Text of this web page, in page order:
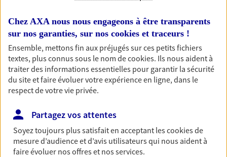
OBTENIR UN TARIF EN LIGNE
Garantie Accidents de la Vie
Bricoleuse, féru de jardinage, pâtissier en herbe
ou grande lectrice… personne n'est à l'abri d'un
accident du quotidien. Avec Ma Protection
Accident, protégez votre qualité de vie et vos
revenus.
Découvrir l'offre Garantie Accidents de la Vie
Chez AXA nous nous engageons à être transparents
sur nos garanties, sur nos cookies et traceurs !
Ensemble, mettons fin aux préjugés sur ces petits fichiers
textes, plus connus sous le nom decookies. Ils nous aident à
traiter des informations essentielles pour garantir la sécurité
du site et faire évoluer votre expérience en ligne, dans le
respect de votre vie privée.
Partagez vos attentes
Soyez toujours plus satisfait en acceptant lescookiesde
mesure d’audience et d’avis utilisateurs qui nous aident à
faire évoluer nos offres et nos services.